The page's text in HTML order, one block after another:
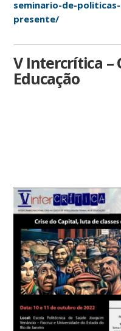
seminario-de-
presente/
V Intercrítica –
Educação